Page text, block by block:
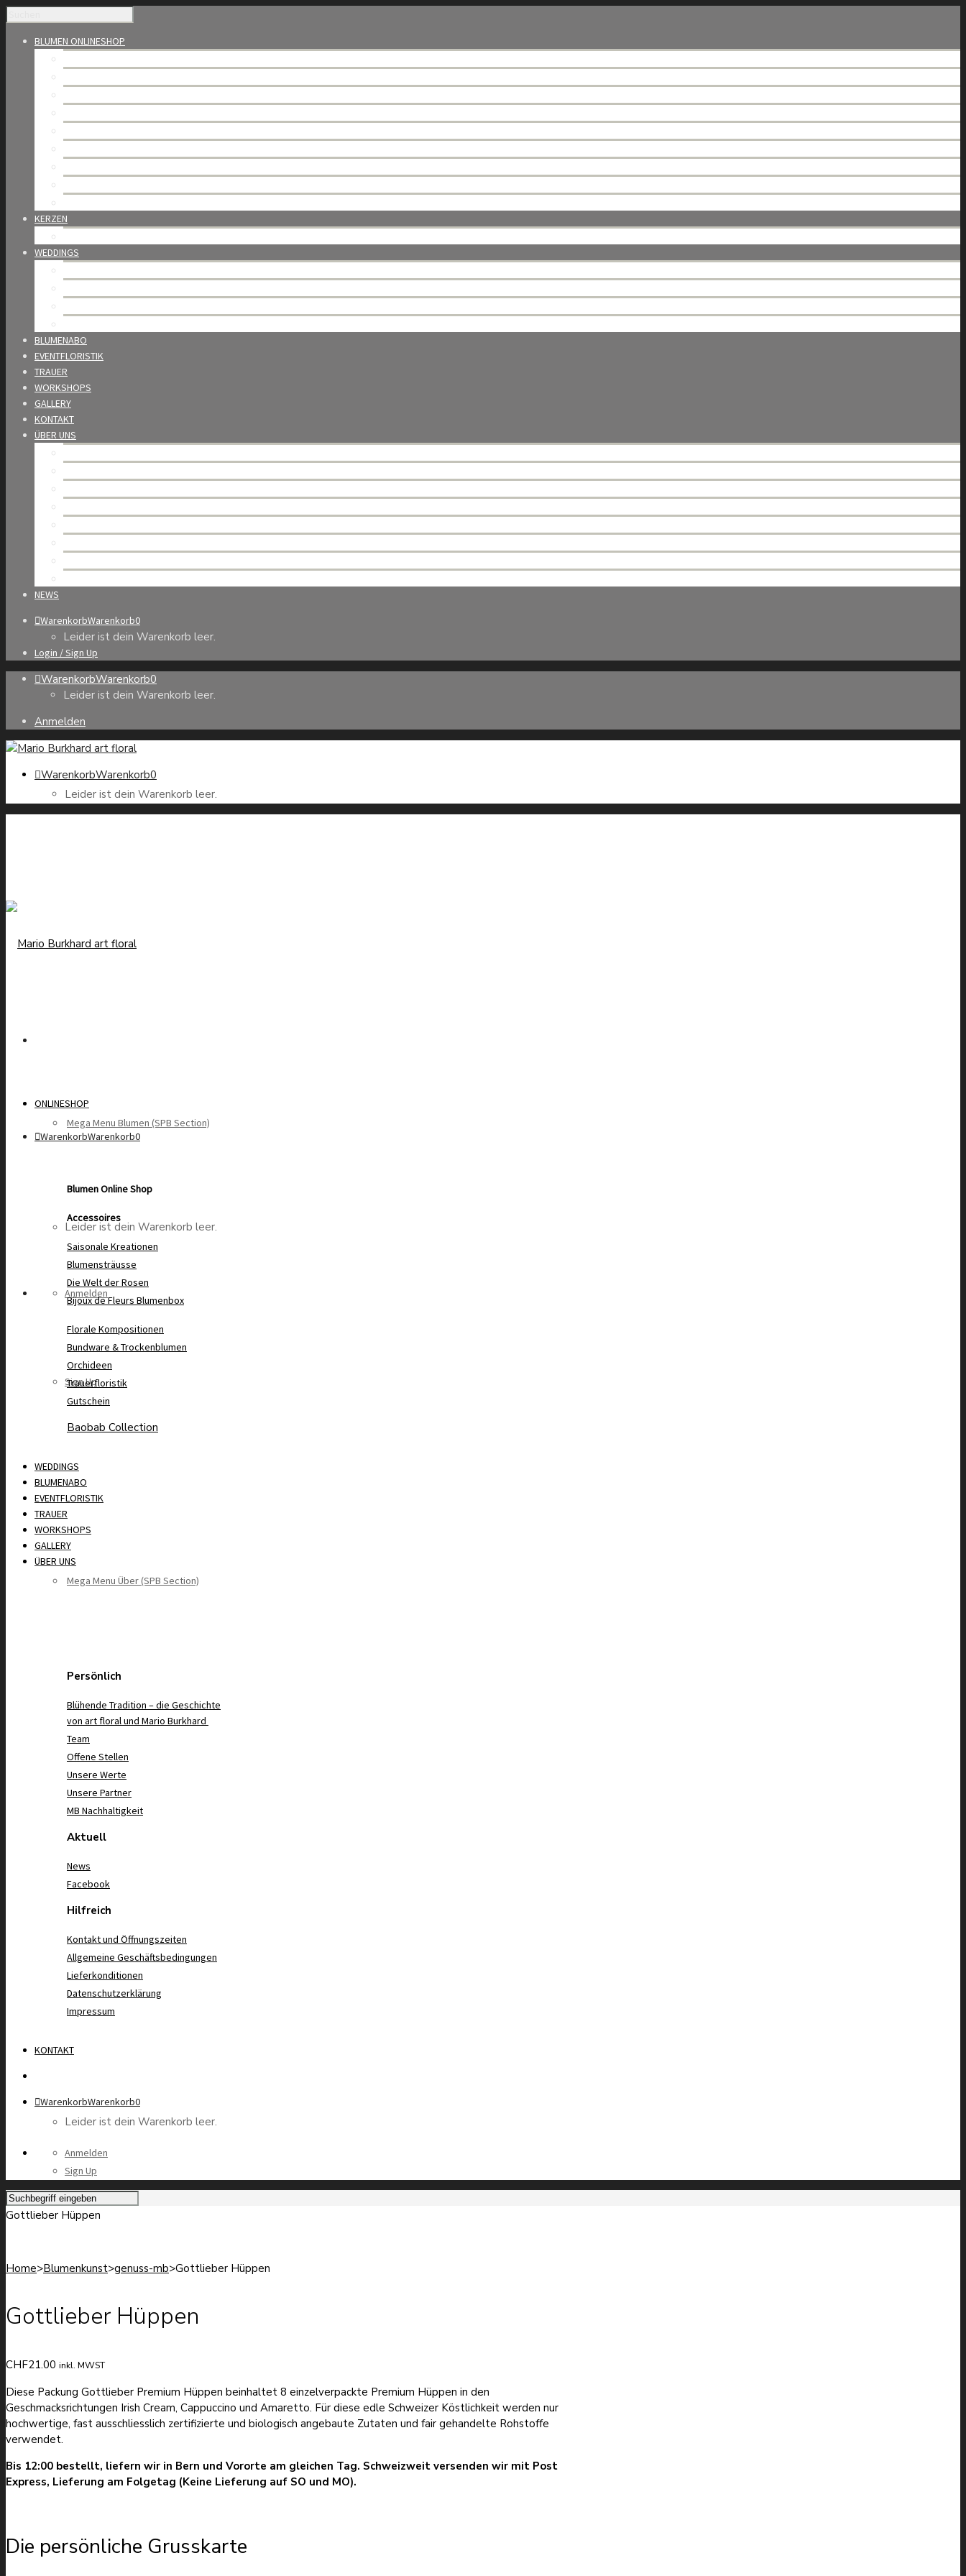
BLUMEN ONLINESHOP
KERZEN
WEDDINGS
BLUMENABO
EVENTFLORISTIK
TRAUER
WORKSHOPS
GALLERY
KONTAKT
ÜBER UNS
NEWS
WarenkorbWarenkorb0
Leider ist dein Warenkorb leer.
Login / Sign Up
WarenkorbWarenkorb0
Leider ist dein Warenkorb leer.
Anmelden
WarenkorbWarenkorb0
Leider ist dein Warenkorb leer.
WarenkorbWarenkorb0
Leider ist dein Warenkorb leer.
Anmelden
Sign Up
ONLINESHOP
Mega Menu Blumen (SPB Section)
Blumen Online Shop
Accessoires
Saisonale Kreationen
Blumensträusse
Die Welt der Rosen
Bijoux de Fleurs Blumenbox
Florale Kompositionen
Bundware & Trockenblumen
Orchideen
Trauerfloristik
Gutschein
Baobab Collection
WEDDINGS
BLUMENABO
EVENTFLORISTIK
TRAUER
WORKSHOPS
GALLERY
ÜBER UNS
Mega Menu Über (SPB Section)
Persönlich
Blühende Tradition – die Geschichte
von art floral und Mario Burkhard
Team
Offene Stellen
Unsere Werte
Unsere Partner
MB Nachhaltigkeit
Aktuell
News
Facebook
Hilfreich
Kontakt und Öffnungszeiten
Allgemeine Geschäftsbedingungen
Lieferkonditionen
Datenschutzerklärung
Impressum
KONTAKT
WarenkorbWarenkorb0
Leider ist dein Warenkorb leer.
Anmelden
Sign Up
Gottlieber Hüppen
Home>Blumenkunst>genuss-mb>Gottlieber Hüppen
Gottlieber Hüppen
CHF21.00 inkl. MWST
Diese Packung Gottlieber Premium Hüppen beinhaltet 8 einzelverpackte Premium Hüppen in den
Geschmacksrichtungen Irish Cream, Cappuccino und Amaretto. Für diese edle Schweizer Köstlichkeit werden nur
hochwertige, fast ausschliesslich zertifizierte und biologisch angebaute Zutaten und fair gehandelte Rohstoffe
verwendet.
Bis 12:00 bestellt, liefern wir in Bern und Vororte am gleichen Tag. Schweizweit versenden wir mit Post
Express, Lieferung am Folgetag (Keine Lieferung auf SO und MO).
Die persönliche Grusskarte